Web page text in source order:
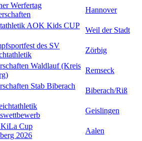
Werfertag
Hannover
AOK Kids CUP
Weil der Stadt
des SV
Zörbig
Waldlauf (Kreis
Remseck
Stab Biberach
Biberach/Riß
Geislingen
KiLa Cup
2026
Aalen